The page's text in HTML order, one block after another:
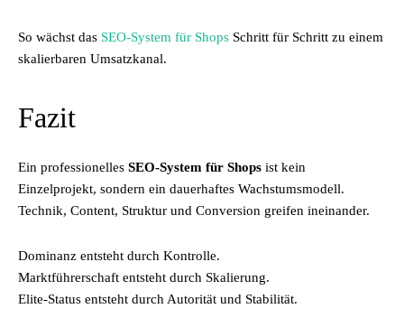
So wächst das SEO-System für Shops Schritt für Schritt zu einem
skalierbaren Umsatzkanal.
Fazit
Ein professionelles SEO-System für Shops ist kein
Einzelprojekt, sondern ein dauerhaftes Wachstumsmodell.
Technik, Content, Struktur und Conversion greifen ineinander.
Dominanz entsteht durch Kontrolle.
Marktführerschaft entsteht durch Skalierung.
Elite-Status entsteht durch Autorität und Stabilität.